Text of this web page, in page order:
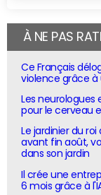
À NE PAS
Ce Français
violence grâce
Les
pour le cerveau
Le jardinier du
avant fin août,
dans son jardin
Il crée une
6 mois grâce à